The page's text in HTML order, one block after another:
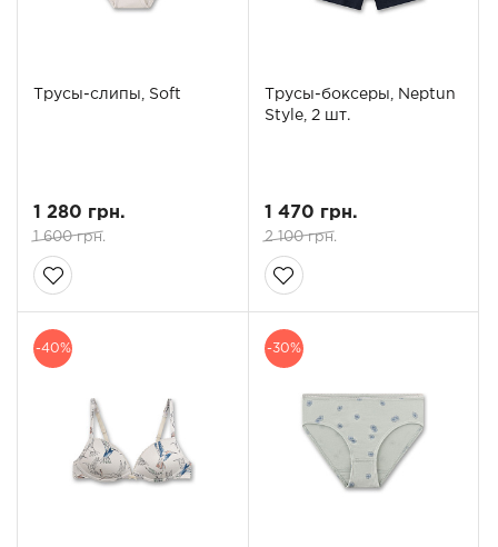
Трусы-слипы, Soft
1 280 грн.
1 600 грн.
Трусы-боксеры, Neptun
Style, 2 шт.
1 470 грн.
2 100 грн.
-40% -30%